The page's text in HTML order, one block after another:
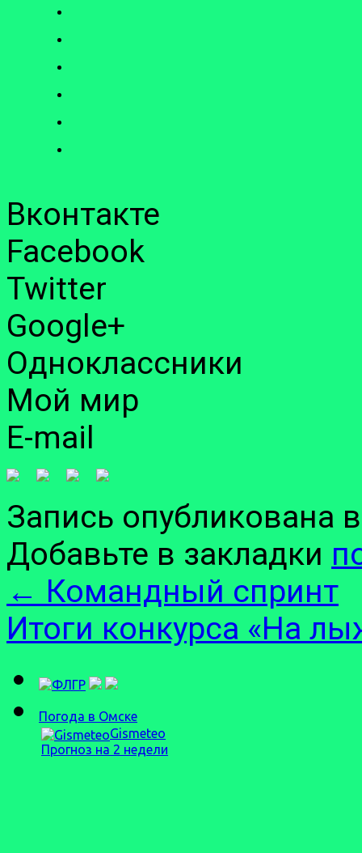
Вконтакте
Facebook
Twitter
Google+
Одноклассники
Мой мир
E-mail
Запись опубликована
Добавьте в закладки
← Командный спринт
Итоги конкурса «На
Погода в Омске
Gismeteo
Прогноз на 2 недели